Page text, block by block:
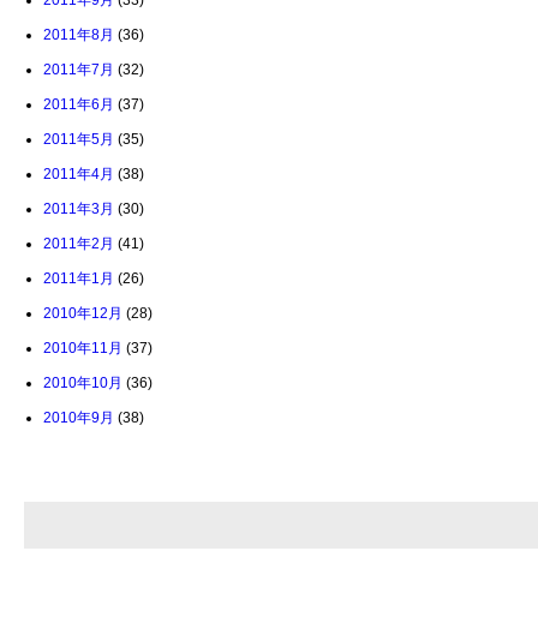
2011年8月 (36)
2011年7月 (32)
2011年6月 (37)
2011年5月 (35)
2011年4月 (38)
2011年3月 (30)
2011年2月 (41)
2011年1月 (26)
2010年12月 (28)
2010年11月 (37)
2010年10月 (36)
2010年9月 (38)